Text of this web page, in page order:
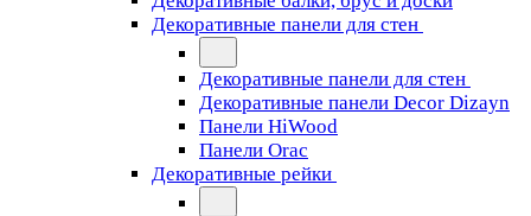
Декоративные панели для стен
Декоративные панели для стен
Декоративные панели Decor Dizayn
Панели HiWood
Панели Orac
Декоративные рейки